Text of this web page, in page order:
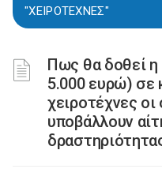
"ΧΕΙΡΟΤΕΧΝΕΣ"
Πως θα δοθεί
5.000 ευρώ) σε
χειροτέχνες οι
υποβάλλουν